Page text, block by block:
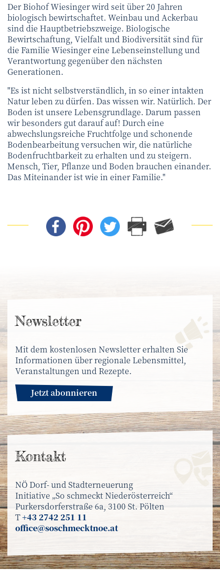
Der Biohof Wiesinger wird seit über 20 Jahren
biologisch bewirtschaftet. Weinbau und Ackerbau
sind die Hauptbetriebszweige. Biologische
Bewirtschaftung, Vielfalt und Biodiversität sind für
die Familie Wiesinger eine Lebenseinstellung und
Verantwortung gegenüber den nächsten
Generationen.
"Es ist nicht selbstverständlich, in so einer intakten
Natur leben zu dürfen. Das wissen wir. Natürlich. Der
Boden ist unsere Lebensgrundlage. Darum passen
wir besonders gut darauf auf! Durch eine
abwechslungsreiche Fruchtfolge und schonende
Bodenbearbeitung versuchen wir, die natürliche
Bodenfruchtbarkeit zu erhalten und zu steigern.
Mensch, Tier, Pflanze und Boden brauchen einander.
Das Miteinander ist wie in einer Familie."
News­letter
Mit dem kostenlosen Newsletter erhalten Sie
Informationen über regionale Lebensmittel,
Veranstaltungen und Rezepte.
Jetzt abonnieren
Kontakt
NÖ Dorf- und Stadterneuerung
Initiative „So schmeckt Niederösterreich“
Purkersdorferstraße 6a, 3100 St. Pölten
T+43 2742 251 11
office@soschmecktnoe.at